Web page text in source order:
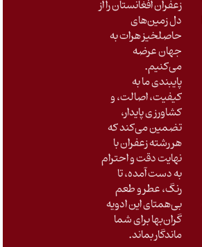
زعفران افغانستان را از
دل زمین‌های
حاصلخیز هرات به
جهان عرضه
می‌کنیم.
پایبندی ما به
کیفیت، اصالت، و
کشاورزی پایدار،
تضمین می‌کند که
هر رشته زعفران با
نهایت دقت و احترام
به دست آمده، تا
رنگ، عطر و طعم
بی‌همتای این ادویه
گران‌بها برای شما
ماندگار بماند.